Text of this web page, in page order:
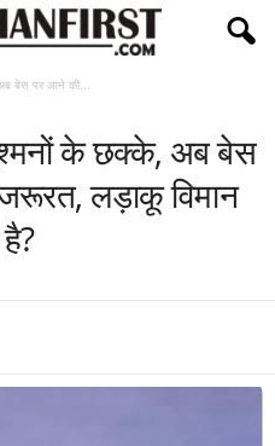
बेस पर आने की...
के छक्के, अब बेस
लड़ाकू विमान